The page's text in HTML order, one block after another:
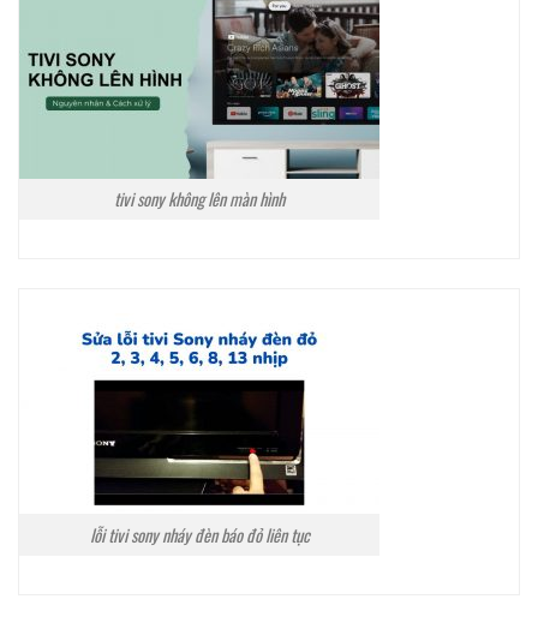
tivi sony không lên màn hình
lỗi tivi sony nháy đèn báo đỏ liên tục